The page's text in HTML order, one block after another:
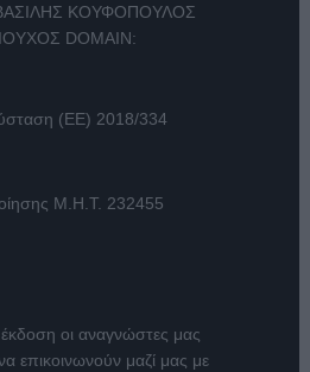
ΚΟΥΦΟΠΟΥΛΟΣ
DOMAIN:
(ΕΕ) 2018/334
Μ.Η.Τ. 232455
οι αναγνώστες μας
επικοινωνούν μαζί μας με